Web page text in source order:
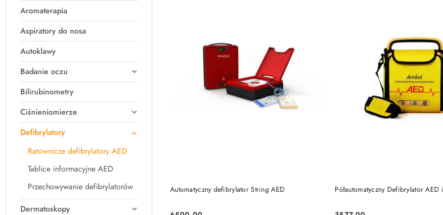
Aromaterapia
Aspiratory do nosa
Autoklawy
Badanie oczu
Bilirubinometry
Ciśnieniomierze
Defibrylatory
Ratownicze defibrylatory AED
Tablice informacyjne AED
Przechowywanie defibrylatorów
Dermatoskopy
Automatyczny defibrylator String AED
DO KOSZYKA Półautomatyczny Defibrylator AED
DO KOSZYKA